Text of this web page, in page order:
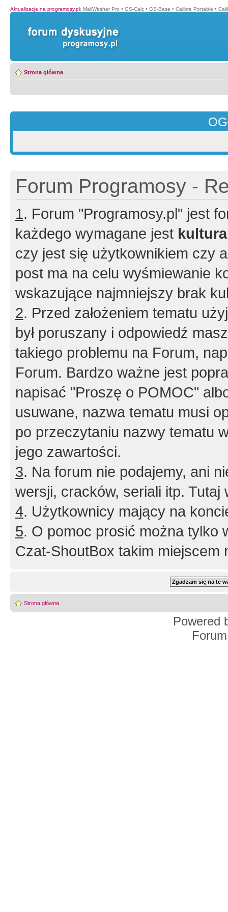
Aktualizacje na programosy.pl: MailWasher Pro • GS-Calc • GS-Base • Calibre Portable •
Strona główna
Forum Programosy -
1. Forum "Programosy.pl" jest
każdego wymagane jest
czy jest się użytkownikiem czy
post ma na celu wyśmiewanie
wskazujące najmniejszy brak
2. Przed założeniem tematu
był poruszany i odpowiedź
takiego problemu na Forum,
Forum. Bardzo ważne jest
napisać "Proszę o POMOC"
usuwane, nazwa tematu musi
po przeczytaniu nazwy tematu
jego zawartości.
3. Na forum nie podajemy, ani
wersji, cracków, seriali itp. Tutaj
4. Użytkownicy mający na
5. O pomoc prosić można tylko
Czat-ShoutBox takim miejscem
Strona główna
Powered